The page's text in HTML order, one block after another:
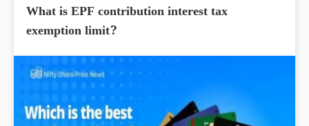
What is EPF contribution interest tax
exemption limit?